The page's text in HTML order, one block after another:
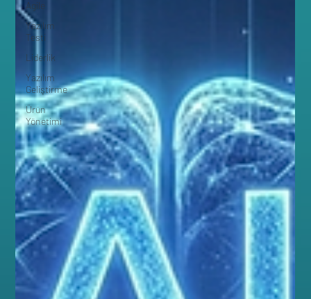
Agile
Yazılım
Testi
Liderlik
Yazılım
Geliştirme
Ürün
Yönetimi